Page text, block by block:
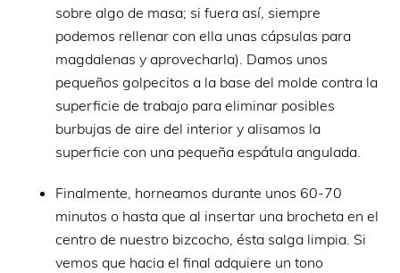
sobre algo de masa; si fuera así, siempre
podemos rellenar con ella unas cápsulas para
magdalenas y aprovecharla). Damos unos
pequeños golpecitos a la base del molde contra la
superficie de trabajo para eliminar posibles
burbujas de aire del interior y alisamos la
superficie con una pequeña espátula angulada.
Finalmente, horneamos durante unos 60-70
minutos o hasta que al insertar una brocheta en el
centro de nuestro bizcocho, ésta salga limpia. Si
vemos que hacia el final adquiere un tono